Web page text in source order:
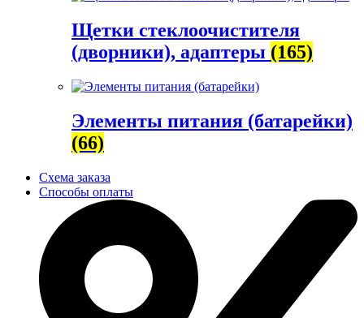
Щетки стеклоочистителя
(дворники), адаптеры (165)
Элементы питания (батарейки)
(66)
Схема заказа
Способы оплаты